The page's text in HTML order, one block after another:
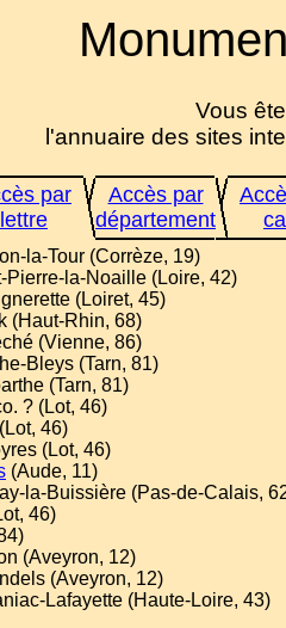
Vous
l'annuaire des sites
par
lettre
Accès par
département
la-Tour (Corrèze, 19)
Pierre-la-Noaille (Loire, 42)
(Loiret, 45)
(Haut-Rhin, 68)
(Vienne, 86)
Bleys (Tarn, 81)
(Tarn, 81)
? (Lot, 46)
(Lot, 46)
(Lot, 46)
(Aude, 11)
la-Buissière (Pas-de-Calais,
46)
(Aveyron, 12)
(Aveyron, 12)
Lafayette (Haute-Loire, 43)